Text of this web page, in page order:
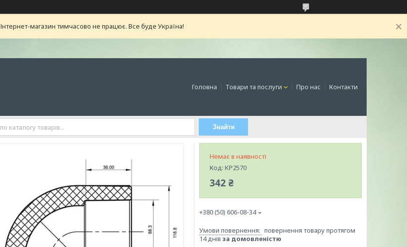
Інтернет-магазин тимчасово не працює. Все буде Україна!
Головна Товари та послуги Про нас Контакти
Знайти
Немає в наявності
Код: KP2570
342 ₴
+380 (50) 606-08-34
повернення товару протягом
14 днів за домовленістю